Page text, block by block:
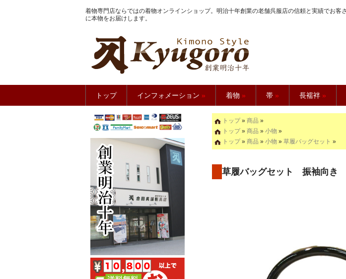
着物専門店ならではの着物オンラインショップ。明治十年創業の老舗呉服店の信頼と実績でお客
に本物をお届けします。
きもの館【久五郎】
トップ インフォメーション » 着物 » 帯 » 長襦袢 »
トップ» 商品 »
トップ» 商品 » 小物 »
トップ» 商品 » 小物 » 草履バッグセット »
草履バッグセット 振袖向き